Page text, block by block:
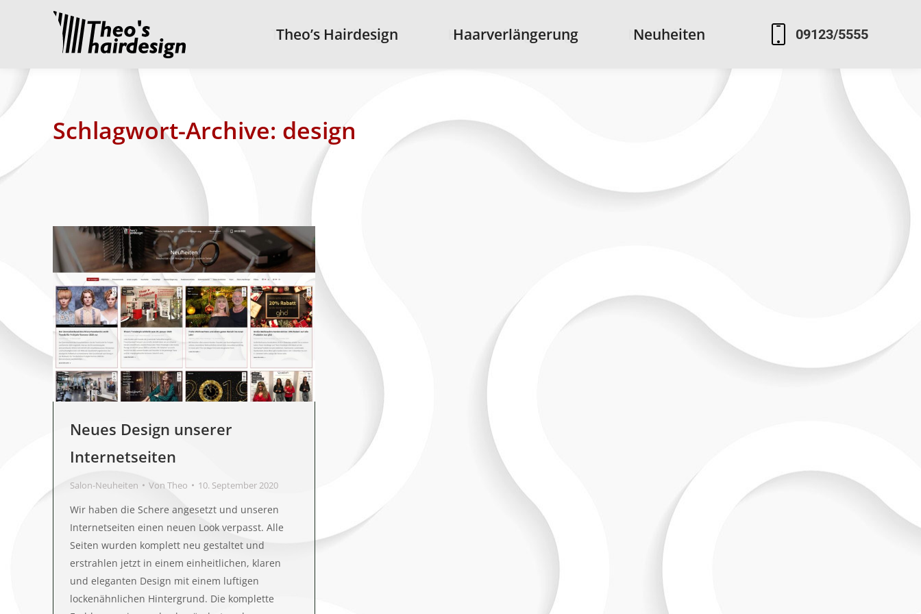
Theo’s Hairdesign Haarverlängerung Neuheiten 09123/5555
Schlagwort-Archive: design
Neues Design unserer
Internetseiten
Salon-Neuheiten Von Theo 10. September 2020
Wir haben die Schere angesetzt und unseren
Internetseiten einen neuen Look verpasst. Alle
Seiten wurden komplett neu gestaltet und
erstrahlen jetzt in einem einheitlichen, klaren
und eleganten Design mit einem luftigen
lockenähnlichen Hintergrund. Die komplette
Theo’s Hairdesign Haarverlängerung Neuheiten 09123/5555